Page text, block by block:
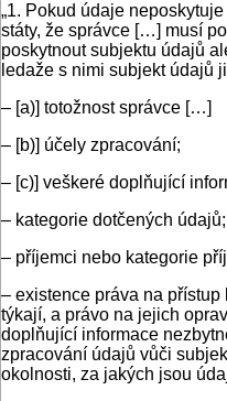
„1. Pokud údaje
státy, že správce […] musí
poskytnout subjektu údajů
ledaže s nimi subjekt údajů
– [a)] totožnost správce […]
– [b)] účely zpracování;
– [c)] veškeré doplňující
– kategorie dotčených údajů;
– příjemci nebo kategorie
– existence práva na
týkají, a právo na jejich
doplňující informace
zpracování údajů vůči
okolnosti, za jakých jsou